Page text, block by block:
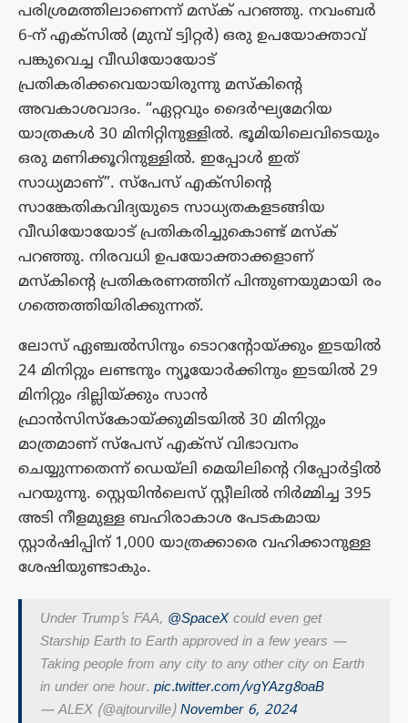
പരിശ്രമത്തിലാണെന്ന് മസ്ക് പറഞ്ഞു. നവംബർ
6-ന് എക്‌സിൽ (മുമ്പ് ട്വിറ്റർ) ഒരു ഉപയോക്താവ്
പങ്കുവെച്ച വീഡിയോയോട്
പ്രതികരിക്കവെയായിരുന്നു മസ്കിന്റെ
അവകാശവാദം. “ഏറ്റവും ദൈർഘ്യമേറിയ
യാത്രകൾ 30 മിനിറ്റിനുള്ളിൽ. ഭൂമിയിലെവിടെയും
ഒരു മണിക്കൂറിനുള്ളിൽ. ഇപ്പോൾ ഇത്
സാധ്യമാണ്”. സ്‌പേസ് എക്‌സിൻ്റെ
സാങ്കേതികവിദ്യയുടെ സാധ്യതകളടങ്ങിയ
വീഡിയോയോട് പ്രതികരിച്ചുകൊണ്ട് മസ്ക്
പറഞ്ഞു. നിരവധി ഉപയോക്താക്കളാണ്
മസ്കിന്റെ പ്രതികരണത്തിന് പിന്തുണയുമായി രം​
ഗത്തെത്തിയിരിക്കുന്നത്.
ലോസ് ഏഞ്ചൽസിനും ടൊറൻ്റോയ്ക്കും ഇടയിൽ
24 മിനിറ്റും ലണ്ടനും ന്യൂയോർക്കിനും ഇടയിൽ 29
മിനിറ്റും ദില്ലിയ്ക്കും സാൻ
ഫ്രാൻസിസ്കോയ്‌ക്കുമിടയിൽ 30 മിനിറ്റും
മാത്രമാണ് സ്‌പേസ് എക്‌സ് വിഭാവനം
ചെയ്യുന്നതെന്ന് ഡെയ്‌ലി മെയിലിൻ്റെ റിപ്പോർട്ടിൽ
പറയുന്നു. സ്റ്റെയിൻലെസ് സ്റ്റീലിൽ നിർമ്മിച്ച 395
അടി നീളമുള്ള ബഹിരാകാശ പേടകമായ
സ്റ്റാർഷിപ്പിന് 1,000 യാത്രക്കാരെ വഹിക്കാനുള്ള
ശേഷിയുണ്ടാകും.
Under Trump’s FAA, @SpaceXcould even get
Starship Earth to Earth approved in a few years —
Taking people from any city to any other city on Earth
in under one hour. pic.twitter.com/vgYAzg8oaB
— ALEX (@ajtourville) November 6, 2024